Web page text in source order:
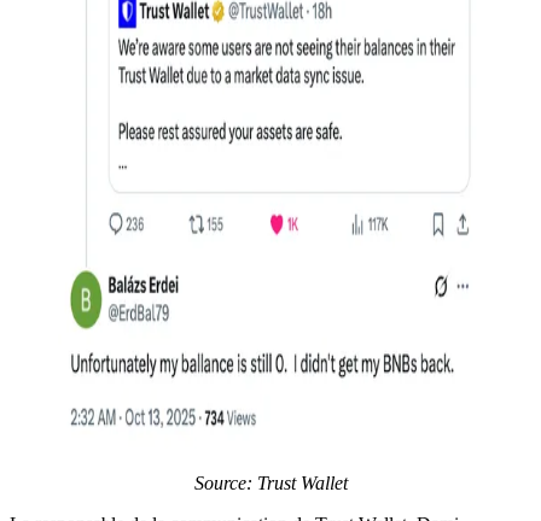
Source: Trust Wallet